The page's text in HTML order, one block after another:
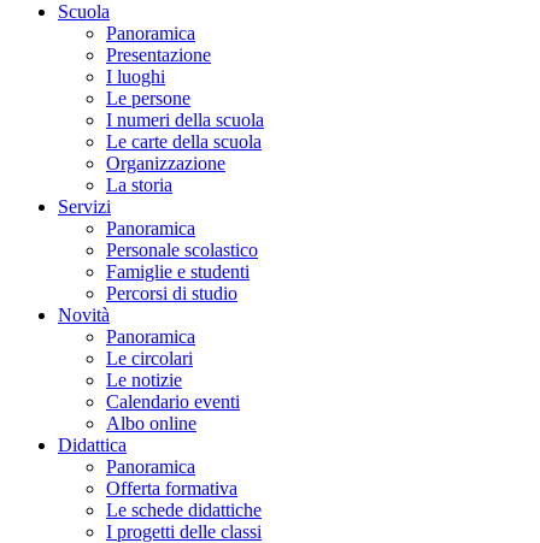
Scuola
Panoramica
Presentazione
I luoghi
Le persone
I numeri della scuola
Le carte della scuola
Organizzazione
La storia
Servizi
Panoramica
Personale scolastico
Famiglie e studenti
Percorsi di studio
Novità
Panoramica
Le circolari
Le notizie
Calendario eventi
Albo online
Didattica
Panoramica
Offerta formativa
Le schede didattiche
I progetti delle classi